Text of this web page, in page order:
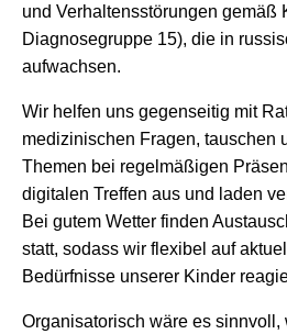
und Verhaltensstörungen gemäß
Diagnosegruppe 15), die in
aufwachsen.
Wir helfen uns gegenseitig mit
medizinischen Fragen, tauschen
Themen bei regelmäßigen
digitalen Treffen aus und laden
Bei gutem Wetter finden
statt, sodass wir flexibel auf
Bedürfnisse unserer Kinder
Organisatorisch wäre es sinnvoll,